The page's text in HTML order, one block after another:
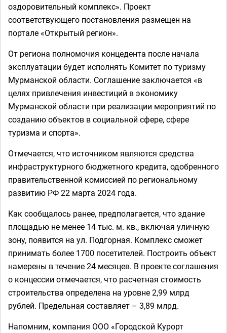
оздоровительный комплекс». Проект
соответствующего постановления размещен на
портале «Открытый регион».
От региона полномочия концедента после начала
эксплуатации будет исполнять Комитет по туризму
Мурманской области. Соглашение заключается «в
целях привлечения инвестиций в экономику
Мурманской области при реализации мероприятий по
созданию объектов в социальной сфере, сфере
туризма и спорта».
Отмечается, что источником являются средства
инфраструктурного бюджетного кредита, одобренного
правительственной комиссией по региональному
развитию РФ 22 марта 2024 года.
Как сообщалось ранее, предполагается, что здание
площадью не менее 14 тыс. м. кв., включая уличную
зону, появится на ул. Подгорная. Комплекс сможет
принимать более 1700 посетителей. Построить объект
намерены в течение 24 месяцев. В проекте соглашения
о концессии отмечается, что расчетная стоимость
строительства определена на уровне 2,99 млрд
рублей. Предельная составляет – 3,89 млрд.
Напомним, компания ООО «Городской Курорт